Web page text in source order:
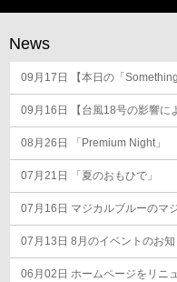
ゲ
ー
シ
ョ
ン
News
09月17日 【本日の「
09月16日 【台風18号の影響に
08月26日 「Premium Night」
07月21日 「夏のおもひで」
07月16日 マジカルブルーのマ
07月13日 8月のイベントのお
06月02日 ホームページをリニ